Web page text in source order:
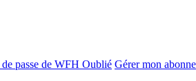
passe de WFH Oublié Gérer mon